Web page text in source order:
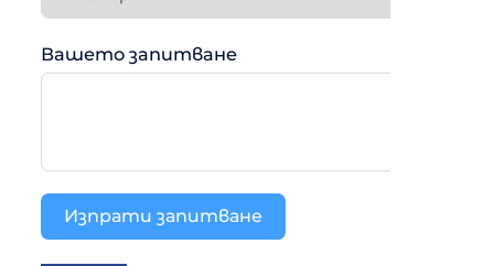
Вашето запитване
Изпрати запитване